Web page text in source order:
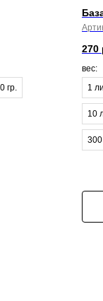
гр.
270
вес:
1
10
300